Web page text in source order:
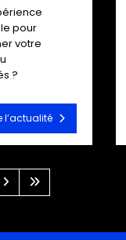
pour
votre
?
l’actualité